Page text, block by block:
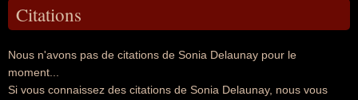
Citations
Nous n'avons pas de citations de Sonia Delaunay pour le
moment...
Si vous connaissez des citations de Sonia Delaunay, nous vous